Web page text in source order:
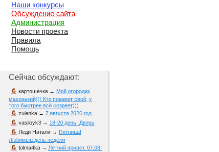
Наши конкурсы
Обсуждение сайта
Администрация
Новости проекта
Правила
Помощь
Сейчас обсуждают:
картошечка → Мой огородик
махонький))) Кто покажет свой, у
того быстрее всё созреет)))
zulenka → 7 августа 2026 год
vasiloyk3 → 18-20 день. Дверь
Леди Натали → Пятница!
Любимыц день недели
tolma4ka → Летний привет. 07.08.